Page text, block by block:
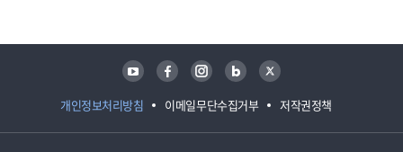
개인정보처리방침 이메일무단수집거부 저작권정책
유튜브 페이스북 인스타그램 블로그 트위터